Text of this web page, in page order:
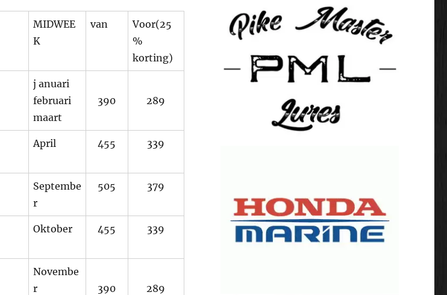
MIDWEE
K
van
Voor(25
%
korting)
j anuari
februari
maart
390 289
April 455 339
Septembe
r
505 379
Oktober 455 339
Novembe
r
390 289